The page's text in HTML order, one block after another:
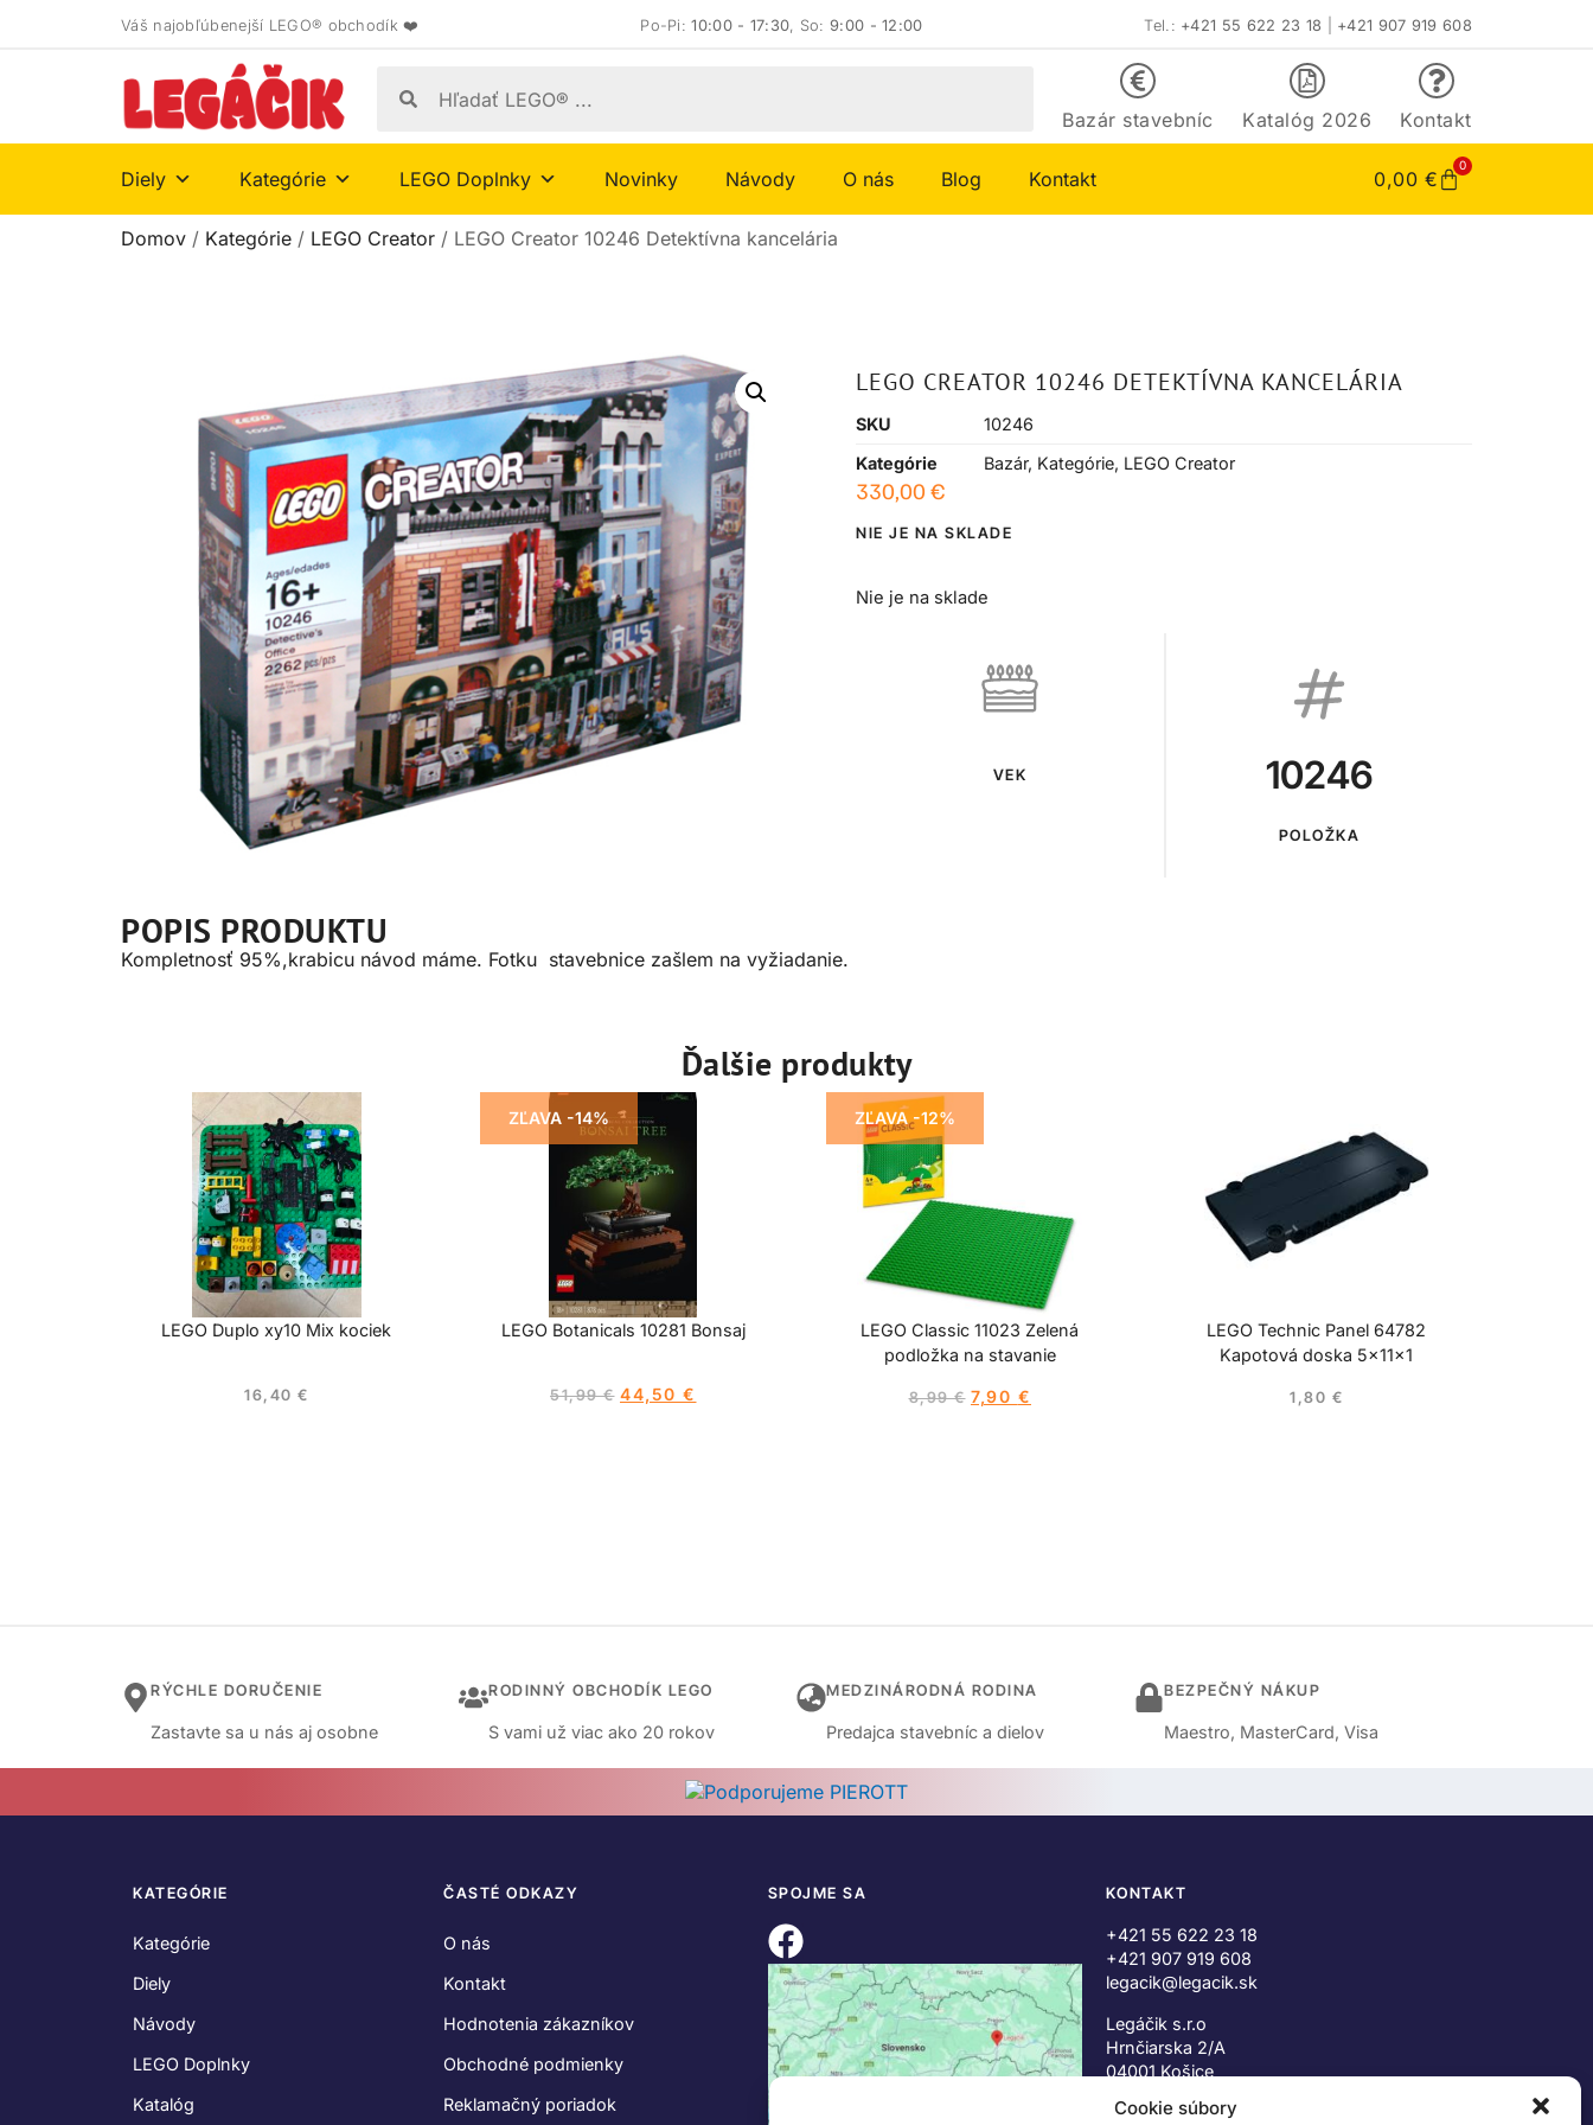
Cookie súbory
Váš najobľúbenejší LEGO® obchodík ❤️ Po-Pi:10:00 - 17:30, So:9:00 - 12:00 Tel.: +421 55 622 23 18 +421 907 919 608
Bazár stavebníc Katalóg 2026 Kontakt
Diely Kategórie LEGO Doplnky Novinky Návody O nás Blog Kontakt 0,00 €
0
Domov / Kategórie / LEGO Creator / LEGO Creator 10246 Detektívna kancelária
LEGO CREATOR 10246 DETEKTÍVNA KANCELÁRIA
SKU
10246
Kategórie
Bazár, Kategórie, LEGO Creator
330,00 €
NIE JE NA SKLADE
Nie je na sklade
VEK 10246
POLOŽKA
POPIS PRODUKTU
Kompletnosť 95%,krabicu návod máme. Fotku stavebnice zašlem na vyžiadanie.
Ďalšie produkty
LEGO Duplo xy10 Mix kociek
16,40 €
ZĽAVA -14%
LEGO Botanicals 10281 Bonsaj
51,99€ 44,50 €
ZĽAVA -12%
LEGO Classic 11023 Zelená
podložka na stavanie
8,99€ 7,90 €
LEGO Technic Panel 64782
Kapotová doska 5x11x1
1,80 €
RÝCHLE DORUČENIE
Zastavte sa u nás aj osobne
RODINNÝ OBCHODÍK LEGO
S vami už viac ako 20 rokov
MEDZINÁRODNÁ RODINA
Predajca stavebníc a dielov
BEZPEČNÝ NÁKUP
Maestro, MasterCard, Visa
KATEGÓRIE
Kategórie
Diely
Návody
LEGO Doplnky
Katalóg
ČASTÉ ODKAZY
O nás
Kontakt
Hodnotenia zákazníkov
Obchodné podmienky
Reklamačný poriadok
SPOJME SA KONTAKT
+421 55 622 23 18
+421 907 919 608
legacik@legacik.sk
Legáčik s.r.o
Hrnčiarska 2/A
04001 Košice